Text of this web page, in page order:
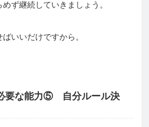
ず継続していきましょう。
いいだけですから。
要な能力⑤ 自分ルール決